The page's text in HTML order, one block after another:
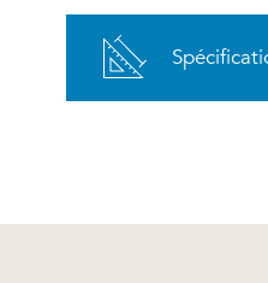
PureSolid PS-00